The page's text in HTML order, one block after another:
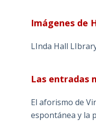
Imágenes de
LInda Hall
Las entradas
El aforismo de
espontánea y la